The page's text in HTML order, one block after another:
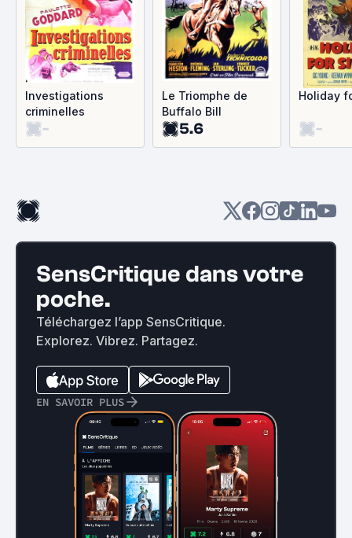
Investigations
criminelles
-
Le Triomphe de
Buffalo Bill
5.6
Holiday
-
SensCritique dans votre
poche.
Téléchargez l’app SensCritique.
Explorez. Vibrez. Partagez.
EN SAVOIR PLUS